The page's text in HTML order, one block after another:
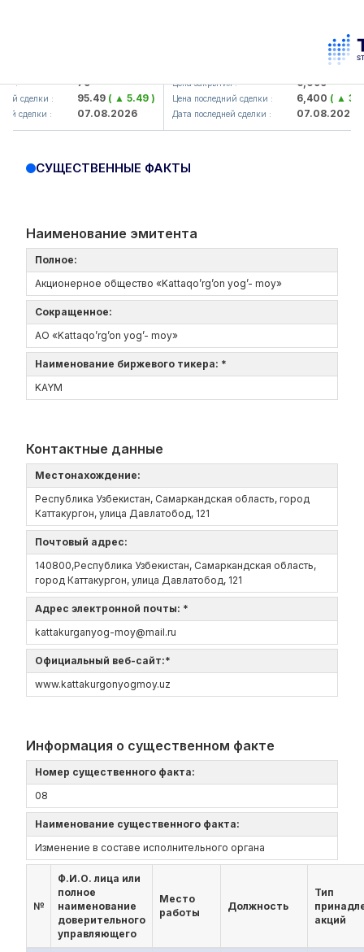
: 79
сделки : 95.49( ▲ 5.49 )
сделки : 07.08.2026
UZMK (<O'zmetkombinat> AJ)
Цена закрытия : 6,099
Цена последний сделки : 6,400( ▲
Дата последней сделки : 07.08.2026
СУЩЕСТВЕННЫЕ ФАКТЫ
Наименование эмитента
Полное:
Акционерное общество «Kattaqo’rg’on yog’- moy»
Сокращенное:
АО «Kattaqo’rg’on yog’- moy»
Наименование биржевого тикера: *
KAYM
Контактные данные
Местонахождение:
Республика Узбекистан, Самаркандская область, город
Каттакургон, улица Давлатобод, 121
Почтовый адрес:
140800,Республика Узбекистан, Самаркандская область,
город Каттакургон, улица Давлатобод, 121
Адрес электронной почты: *
kattakurganyog-moy@mail.ru
Официальный веб-сайт:*
www.kattakurgonyogmoy.uz
Информация о существенном факте
Номер существенного факта:
08
Наименование существенного факта:
Изменение в составе исполнительного органа
№
Ф.И.О. лица или
полное
наименование
доверительного
управляющего
Место
работы
Должность
Тип
акций